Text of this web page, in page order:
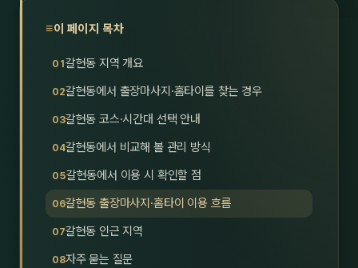
충북
이 페이지 목차
갈현동 지역 개요
갈현동에서 출장마사지·홈타이를 찾는 경우
갈현동 코스·시간대 선택 안내
갈현동에서 비교해 볼 관리 방식
갈현동에서 이용 시 확인할 점
갈현동 출장마사지·홈타이 이용 흐름
갈현동 인근 지역
자주 묻는 질문